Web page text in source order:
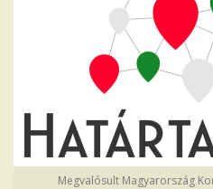
Megvalósult Magyarország